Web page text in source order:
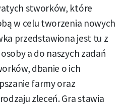
stworków, które
w celu tworzenia nowych
przedstawiona jest tu z
a do naszych zadań
dbanie o ich
farmy oraz
zleceń. Gra stawia